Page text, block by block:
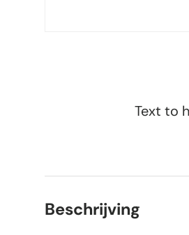
Text to
Beschrijving